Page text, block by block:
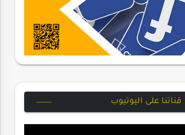
قناتنا على اليوتيوب